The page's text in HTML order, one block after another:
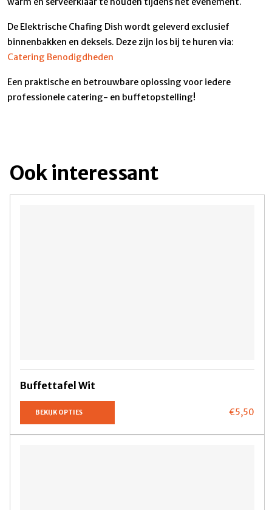
De Elektrische Chafing Dish wordt geleverd exclusief
binnenbakken en deksels. Deze zijn los bij te huren via:
Catering Benodigdheden
Een praktische en betrouwbare oplossing voor iedere
professionele catering- en buffetopstelling!
Ook interessant
Buffettafel Wit
BEKIJK OPTIES €5,50